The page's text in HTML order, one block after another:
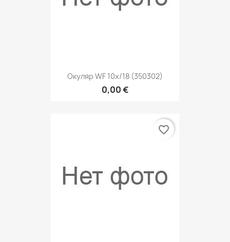
Окуляр WF 10x/18 (350302)
0,00 €
favorite_border